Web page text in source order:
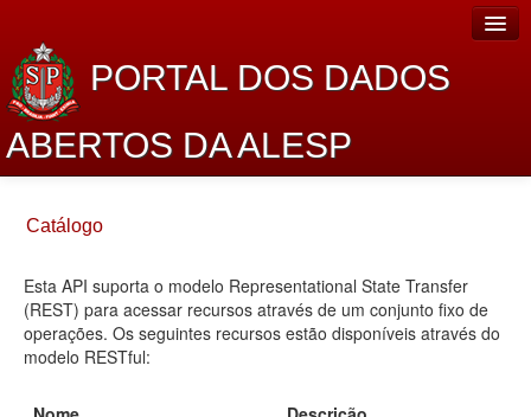
PORTAL DOS DADOS
ABERTOS DA ALESP
Sobre o projeto
Dados Abertos Alesp
Lei de Acesso à Informação
Catálogo
Esta API suporta o modelo Representational State Transfer
(REST) para acessar recursos através de um conjunto fixo de
operações. Os seguintes recursos estão disponíveis através do
modelo RESTful: